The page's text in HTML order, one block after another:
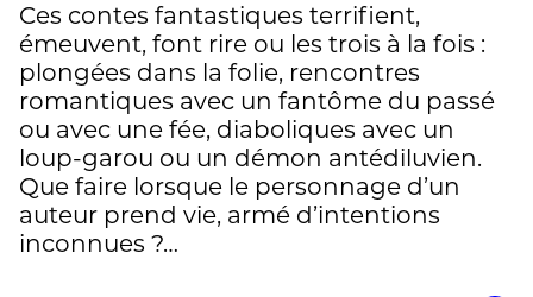
Ces contes fantastiques terrifient,
émeuvent, font rire ou les trois à la fois :
plongées dans la folie, rencontres
romantiques avec un fantôme du passé
ou avec une fée, diaboliques avec un
loup-garou ou un démon antédiluvien.
Que faire lorsque le personnage d’un
auteur prend vie, armé d’intentions
inconnues ?…